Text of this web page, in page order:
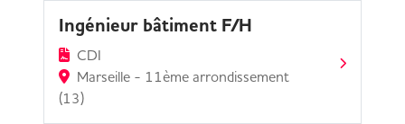
Ingénieur bâtiment F/H
CDI
Marseille - 11ème arrondissement
(13)